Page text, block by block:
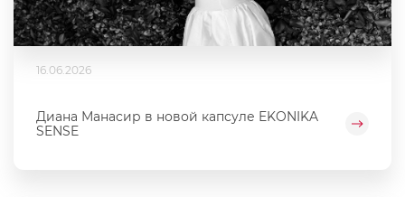
16.06.2026
Диана Манасир в новой капсуле EKONIKA
SENSE